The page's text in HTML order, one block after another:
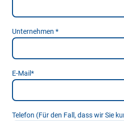
Unternehmen *
E-Mail*
Telefon (Für den Fall, dass wir Sie